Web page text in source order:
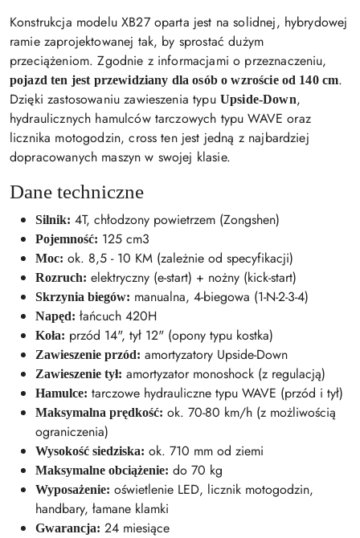
Konstrukcja modelu XB27 oparta jest na solidnej, hybrydowej
ramie zaprojektowanej tak, by sprostać dużym
przeciążeniom. Zgodnie z informacjami o przeznaczeniu,
pojazd ten jest przewidziany dla osób o wzroście od 140 cm.
Dzięki zastosowaniu zawieszenia typu Upside-Down,
hydraulicznych hamulców tarczowych typu WAVE oraz
licznika motogodzin, cross ten jest jedną z najbardziej
dopracowanych maszyn w swojej klasie.
Dane techniczne
Silnik: 4T, chłodzony powietrzem (Zongshen)
Pojemność: 125 cm3
Moc: ok. 8,5 - 10 KM (zależnie od specyfikacji)
Rozruch: elektryczny (e-start) + nożny (kick-start)
Skrzynia biegów: manualna, 4-biegowa (1-N-2-3-4)
Napęd: łańcuch 420H
Koła: przód 14", tył 12" (opony typu kostka)
Zawieszenie przód: amortyzatory Upside-Down
Zawieszenie tył: amortyzator monoshock (z regulacją)
Hamulce: tarczowe hydrauliczne typu WAVE (przód i tył)
Maksymalna prędkość: ok. 70-80 km/h (z możliwością
ograniczenia)
Wysokość siedziska: ok. 710 mm od ziemi
Maksymalne obciążenie: do 70 kg
Wyposażenie: oświetlenie LED, licznik motogodzin,
handbary, łamane klamki
Gwarancja: 24 miesiące